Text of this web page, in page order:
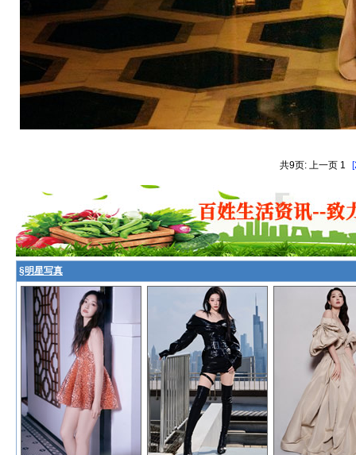
共9页: 上一页 1
§明星写真